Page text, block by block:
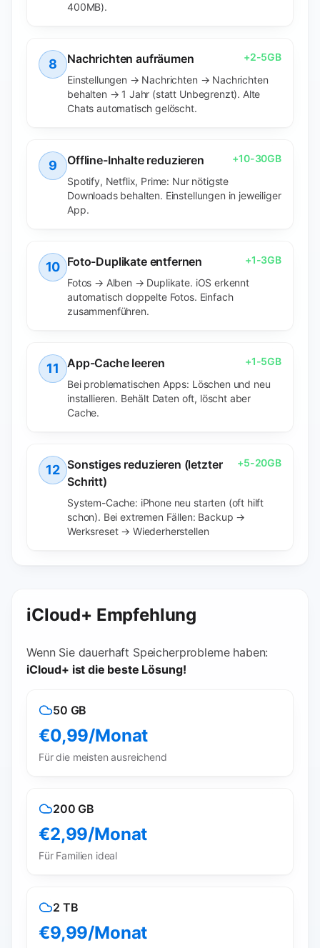
400MB).
8 Nachrichten aufräumen +2-5GB
Einstellungen → Nachrichten → Nachrichten
behalten → 1 Jahr (statt Unbegrenzt). Alte
Chats automatisch gelöscht.
9 Offline-Inhalte reduzieren +10-30GB
Spotify, Netflix, Prime: Nur nötigste
Downloads behalten. Einstellungen in jeweiliger
App.
10 Foto-Duplikate entfernen +1-3GB
Fotos → Alben → Duplikate. iOS erkennt
automatisch doppelte Fotos. Einfach
zusammenführen.
11 App-Cache leeren +1-5GB
Bei problematischen Apps: Löschen und neu
installieren. Behält Daten oft, löscht aber
Cache.
12 Sonstiges reduzieren (letzter
Schritt)
+5-20GB
System-Cache: iPhone neu starten (oft hilft
schon). Bei extremen Fällen: Backup →
Werksreset → Wiederherstellen
iCloud+ Empfehlung
Wenn Sie dauerhaft Speicherprobleme haben:
iCloud+ ist die beste Lösung!
50 GB
€0,99/Monat
Für die meisten ausreichend
200 GB
€2,99/Monat
Für Familien ideal
2 TB
€9,99/Monat